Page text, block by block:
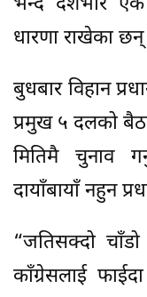
भन्दै देशैभरि एकै
धारणा राखेका छन्
बुधबार विहान
प्रमुख ५ दलको
मितिमै चुनाव
दायाँबायाँ नहुन
“जतिसक्दो
काँग्रेसलाई